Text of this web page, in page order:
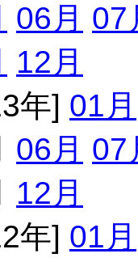
06月 07
12月
年] 01月
06月 07
12月
年] 01月